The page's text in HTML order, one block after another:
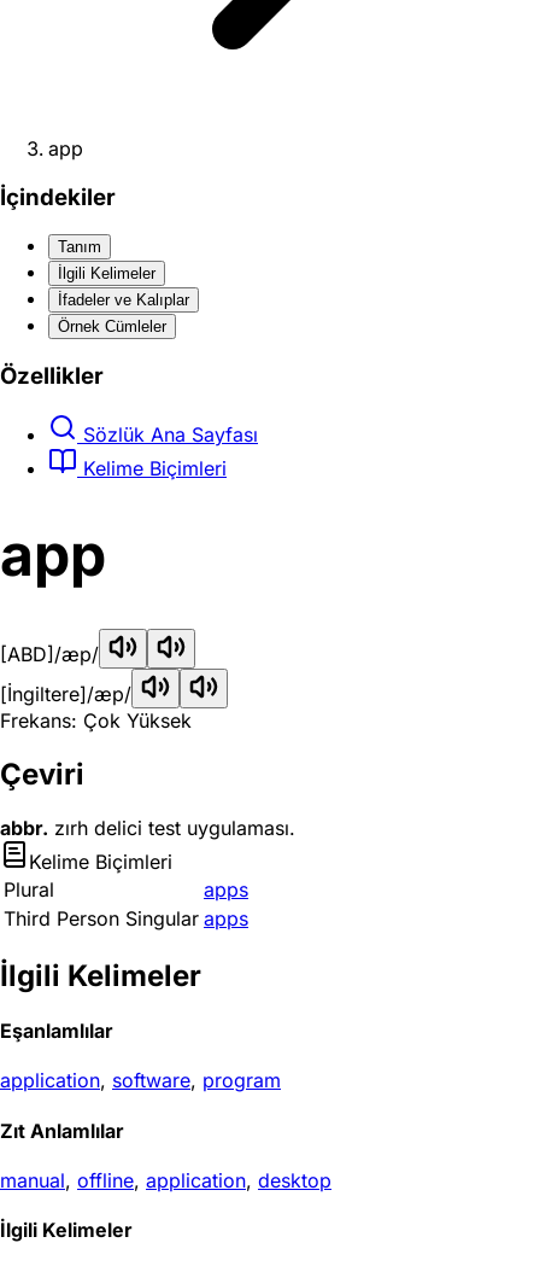
app
İçindekiler
Tanım
İlgili Kelimeler
İfadeler ve Kalıplar
Örnek Cümleler
Özellikler
Sözlük Ana Sayfası
Kelime Biçimleri
app
[ABD] /æp/
[İngiltere]/æp/
Frekans: Çok Yüksek
Çeviri
abbr. zırh delici test uygulaması.
Kelime Biçimleri
Plural
apps
Third Person Singular apps
İlgili Kelimeler
Eşanlamlılar
application, software, program
Zıt Anlamlılar
manual, offline, application, desktop
İlgili Kelimeler